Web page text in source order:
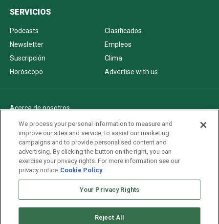
SERVICIOS
Podcasts
Clasificados
Newsletter
Empleos
Suscripción
Clima
Horóscopo
Advertise with us
Acerca de nosotros
Politica de privacidad
Pautas Editoriales
AdChoices
Advertise with us
Newsletters
We process your personal information to measure and
improve our sites and service, to assist our marketing
campaigns and to provide personalised content and
advertising. By clicking the button on the right, you can
exercise your privacy rights. For more information see our
privacy notice Cookie Policy
Your Privacy Rights
Reject All